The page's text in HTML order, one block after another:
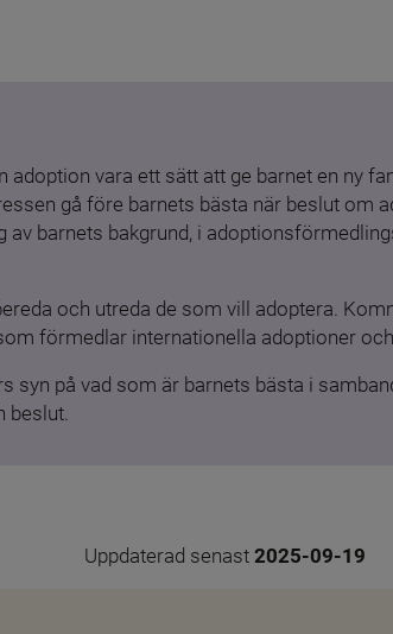
vara ett sätt att ge barnet en ny
gå före barnets bästa när beslut om
barnets bakgrund, i
och utreda de som vill adoptera.
förmedlar internationella adoptioner
syn på vad som är barnets bästa i
beslut.
Uppdaterad senast 2025-09-19